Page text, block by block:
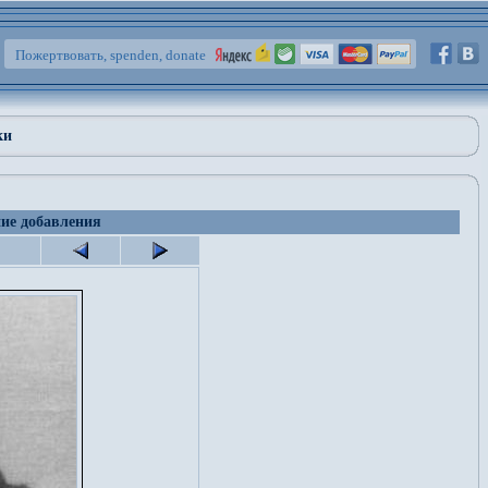
Пожертвовать, spenden, donate